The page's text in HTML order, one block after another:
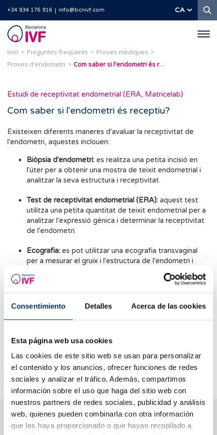
Consentimiento Detalles Acerca de las cookies
Esta página web usa cookies
Las cookies de este sitio web se usan para personalizar
el contenido y los anuncios, ofrecer funciones de redes
sociales y analizar el tráfico. Además, compartimos
información sobre el uso que haga del sitio web con
nuestros partners de redes sociales, publicidad y análisis
web, quienes pueden combinarla con otra información
que les haya proporcionado o que hayan recopilado a
+34 934 176 916 info@bcnivf.com CA
Barcelona
IVF
Inici Preguntes freqüents
Proves mèdiques
Proves d'endometri
Com saber si l'endometri és receptiu?
Estudi de receptivitat endometrial (ERA, Matricelab)
Com saber si l'endometri és receptiu?
Existeixen diferents maneres d'avaluar la receptivitat de
l'endometri, aquestes inclouen:
Biòpsia d'endometri: es realitza una petita incisió en
l'úter per a obtenir una mostra de teixit endometrial i
analitzar la seva estructura i receptivitat.
Test de receptivitat endometrial (ERA): aquest test
utilitza una petita quantitat de teixit endometrial per a
analitzar l'expressió gènica i determinar la receptivitat
de l'endometri.
Ecografia: es pot utilitzar una ecografia transvaginal
per a mesurar el gruix i l'estructura de l'endometri i
Anàlisi de sang:es poden realitzar anàlisi de sang per a
mesurar els nivells de progesterona i estrogen, els
quals són indicatius de la receptivitat de l'endometri.
ser útils, no garanteixen l'èxit d'un embaràs, ja que la
receptivitat endometrial és només un dels molts factors que
influeixen en la implantació i el desenvolupament de
l'embaràs.
T’ajudem a resoldre els teus dubtes